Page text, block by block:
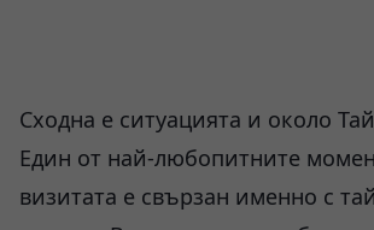
Сходна е ситуацията и около
Един от най-любопитните
визитата е свързан именно с